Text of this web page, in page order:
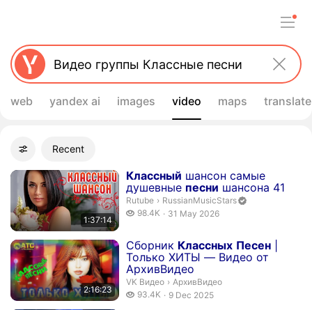
web yandex ai images video maps translate
Filters Recent
Search results
1:37:14
Классный шансон самые
душевные песни шансона 41
Duration 1 hour 37 minutes 14 seconds
Rutube › RussianMusicStars. Channel verified
RussianMusicStars
98.4K
98.4 thousand views
31 May 2026
2:16:23
Сборник Классных Песен
Только ХИТЫ — Видео от
АрхивВидео
Duration 2 hours 16 minutes 23 seconds
VK Видео › АрхивВидео.
АрхивВидео
93.4K
93.4 thousand views
9 Dec 2025